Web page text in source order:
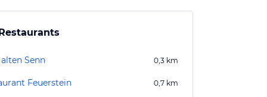
Senn 0,3 km
Feuerstein 0,7 km